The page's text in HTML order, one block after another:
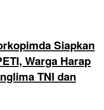
Siapkan
Warga Harap
TNI dan